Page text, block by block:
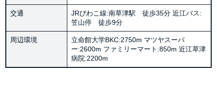
交通
JRびわこ線:南草津駅 徒歩35分 近江バス:
笠山停 徒歩9分
周辺環境
立命館大学BKC:2750m マツヤスーパ
ー:2600m ファミリーマート:850m 近江草津
病院:2200m